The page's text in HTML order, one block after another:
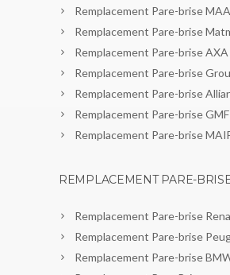
Remplacement Pare-brise
Remplacement Pare-brise
Remplacement Pare-brise AXA
Remplacement Pare-brise
Remplacement Pare-brise
Remplacement Pare-brise GMF
Remplacement Pare-brise
REMPLACEMENT PARE-
Remplacement Pare-brise
Remplacement Pare-brise
Remplacement Pare-brise